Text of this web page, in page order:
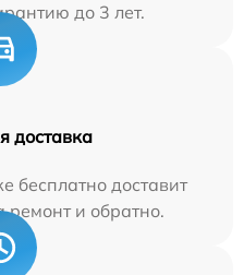
до 3 лет.
доставка
бесплатно доставит
ремонт и обратно.